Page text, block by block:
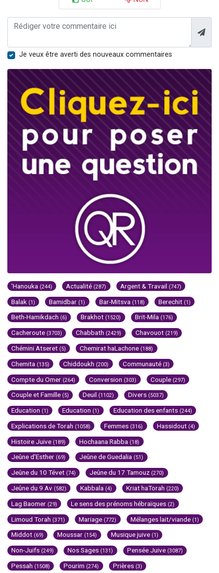
Je veux être averti des nouveaux commentaires
'Hanouka (244) Actualité (287) Argent & Travail (747)
Balak (1) Bamidbar (1) Bar-Mitsva (118) Berechit (1)
Beth-Hamikdach (6) Brakhot (1520) Brit-Mila (176)
Cacheroute (3703) Chabbath (2429) Chavouot (219)
Chémini Atseret (5) Chemirat haLachone (188)
Chemita (135) Chiddoukh (200) Communauté (3)
Compte du Omer (264) Conversion (303) Couple (297)
Couple et Famille (5) Deuil (1102) Divers (5037)
Education (1) Education (1) Education des enfants (244)
Explications de Torah (1058) Femmes (316) Hassidout (4)
Histoire Juive (189) Hochaana Rabba (18)
Jeûne d'Esther (69) Jeûne de Guedalia (51)
Jeûne du 10 Tévet (74) Jeûne du 17 Tamouz (270)
Jeûne du 9 Av (582) Kabbala (4) Kriat haTorah (220)
Lag Baomer (29) Le sens des prénoms hébraïques (2)
Limoud Torah (371) Mariage (772) Mélanges lait/viande (1)
Middot (69) Moussar (154) Musique juive (1)
Non-Juifs (249) Nos Sages (131) Pensée Juive (3087)
Pessah (1508) Pourim (274) Prières (3)